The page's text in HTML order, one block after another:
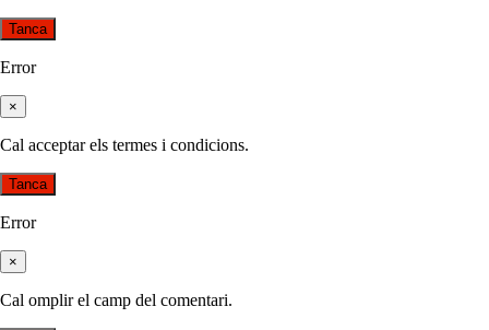
Tanca
Error
×
Cal acceptar els termes i condicions.
Tanca
Error
×
Cal omplir el camp del comentari.